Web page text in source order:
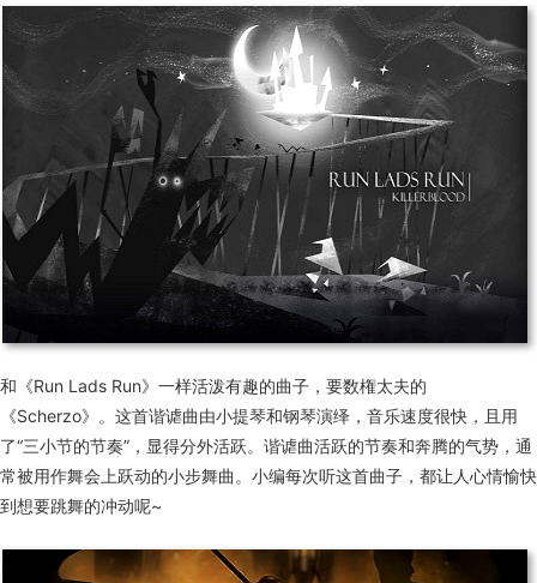
和《Run Lads Run》一样活泼有趣的曲子，要数権太夫的
《Scherzo》。这首谐谑曲由小提琴和钢琴演绎，音乐速度很快，且用
了“三小节的节奏”，显得分外活跃。谐谑曲活跃的节奏和奔腾的气势，通
常被用作舞会上跃动的小步舞曲。小编每次听这首曲子，都让人心情愉快
到想要跳舞的冲动呢~